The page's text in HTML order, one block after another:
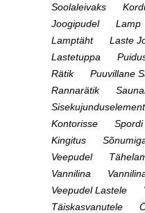
Soolaleivaks
Joogipudel
Lamp
Lamptäht
Laste
Lastetuppa
Rätik
Puuvillane
Rannarätik
Sisekujunduselement
Kontorisse
Spordi
Kingitus
Veepudel
Vannilina
Veepudel Lastele
Täiskasvanutele